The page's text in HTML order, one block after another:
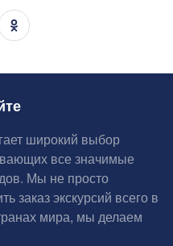
широкий выбор
все значимые
Мы не просто
заказ экскурсий всего в
мира, мы делаем